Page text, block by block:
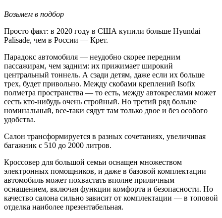
Возьмем в подбор
Просто факт: в 2020 году в США купили больше Hyundai
Palisade, чем в России — Крет.
Парадокс автомобиля — неудобно скорее передним
пассажирам, чем задним: их прижимает широкий
центральный тоннель. А сзади детям, даже если их больше
трех, будет привольно. Между скобами креплений Isofix
полметра пространства — то есть, между автокреслами может
сесть кто-нибудь очень стройный. Но третий ряд больше
номинальный, все-таки сядут там только двое и без особого
удобства.
Салон трансформируется в разных сочетаниях, увеличивая
багажник с 510 до 2000 литров.
Кроссовер для большой семьи оснащен множеством
электронных помощников, и даже в базовой комплектации
автомобиль может похвастать вполне приличным
оснащением, включая функции комфорта и безопасности. Но
качество салона сильно зависит от комплектации — в топовой
отделка наиболее презентабельная.